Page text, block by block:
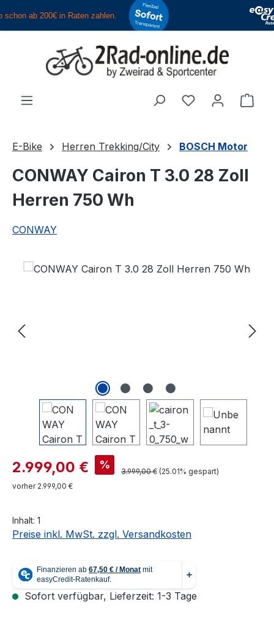
Zum Hauptinhalt springen
Du hast 0
E-Bike Herren Trekking/City BOSCH Motor
CONWAY Cairon T 3.0 28 Zoll
Herren 750 Wh
CONWAY
Verkaufspreis:
2.999,00 € % Regulärer Preis:
3.999,00 € (25.01% gespart)
vorher 2.999,00 €
Inhalt: 1
Preise inkl. MwSt. zzgl. Versandkosten
Sofort verfügbar, Lieferzeit: 1-3 Tage